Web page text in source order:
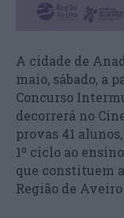
A cidade de
maio, sábado, a
Concurso
decorrerá no
provas 41
1º ciclo ao
que constituem
Região de Aveiro